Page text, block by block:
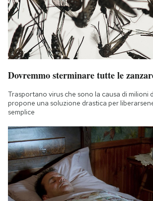
Dovremmo sterminare tutte le
Trasportano virus che sono la causa di milioni
propone una soluzione drastica per
semplice